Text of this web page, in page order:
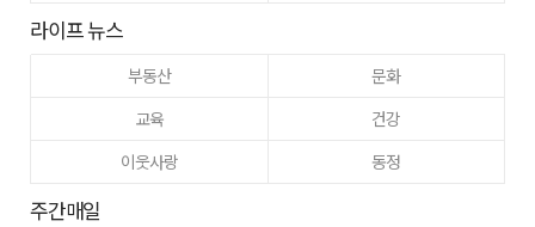
라이프 뉴스
부동산
문화
교육
건강
이웃사랑
동정
주간매일